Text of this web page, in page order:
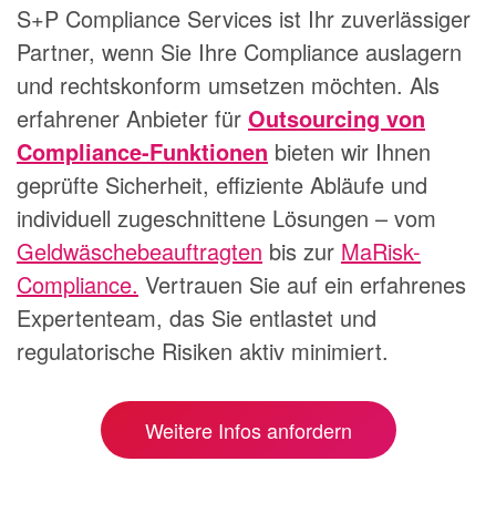
S+P Compliance Services ist Ihr zuverlässiger
Partner, wenn Sie Ihre Compliance auslagern
und rechtskonform umsetzen möchten. Als
erfahrener Anbieter für Outsourcing von
Compliance-Funktionen bieten wir Ihnen
geprüfte Sicherheit, effiziente Abläufe und
individuell zugeschnittene Lösungen – vom
Geldwäschebeauftragten bis zur MaRisk-
Compliance. Vertrauen Sie auf ein erfahrenes
Expertenteam, das Sie entlastet und
regulatorische Risiken aktiv minimiert.
Weitere Infos anfordern